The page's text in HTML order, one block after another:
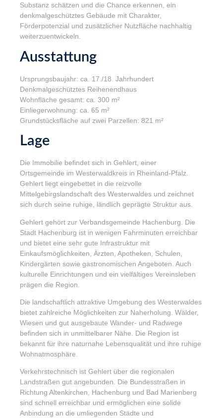
Substanz schätzen und die Chance erkennen, ein
denkmalgeschütztes Gebäude mit Charakter,
Förderpotenzial und zusätzlicher Nutzfläche nachhaltig
weiterzuentwickeln.
Ausstattung
Ursprungsbaujahr: ca. 17./18. Jahrhundert
Denkmalgeschütztes Reihenendhaus
Wohnfläche gesamt: ca. 300 m²
Einliegerwohnung: ca. 65 m²
Grundstücksfläche auf zwei Parzellen: 821 m²
Lage
Die Immobilie befindet sich in Gehlert, einer
Ortsgemeinde im Westerwaldkreis in Rheinland-Pfalz.
Gehlert liegt eingebettet in die reizvolle
Mittelgebirgslandschaft des Westerwaldes und zeichnet
sich durch seine ruhige, ländlich geprägte Struktur aus.
Gehlert gehört zur Verbandsgemeinde Hachenburg. Die
Stadt Hachenburg ist in wenigen Fahrminuten erreichbar
und bietet eine sehr gute Infrastruktur mit
Einkaufsmöglichkeiten, Ärzten, Apotheken, Schulen,
Kindergärten sowie gastronomischen Angeboten. Auch
kulturelle Einrichtungen und ein vielfältiges Vereinsleben
prägen die Region.
Die landschaftlich attraktive Umgebung des Westerwaldes
bietet zahlreiche Möglichkeiten zur Naherholung. Wälder,
Wiesen und gut ausgebaute Wander- und Radwege
befinden sich in unmittelbarer Nähe. Die Region ist
bekannt für ihre naturnahe Lebensqualität und ihre ruhige
Wohnatmosphäre.
Verkehrstechnisch ist Gehlert über die regionalen
Landstraßen gut angebunden. Die Bundesstraßen in
Richtung Altenkirchen, Hachenburg und Bad Marienberg
sind schnell erreichbar und ermöglichen eine solide
Anbindung an die umliegenden Städte und